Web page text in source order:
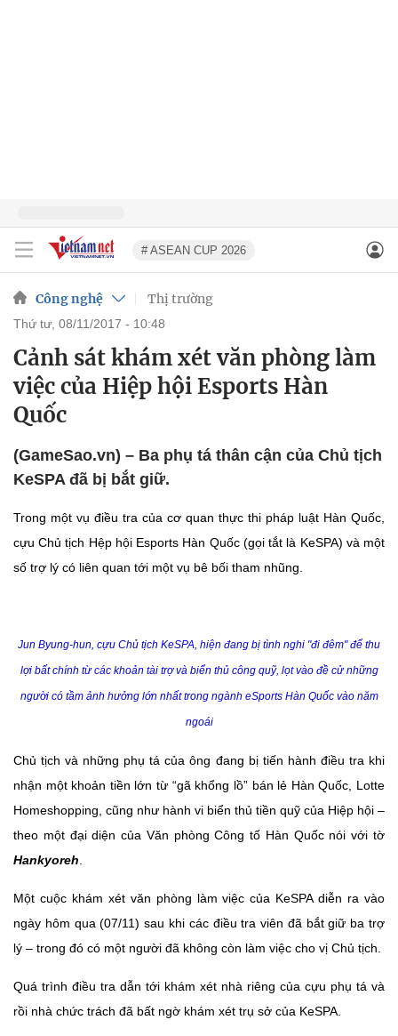
# ASEAN CUP 2026
Công nghệ Thị trường
thứ tư, 08/11/2017 - 10:48
Cảnh sát khám xét văn phòng làm
việc của Hiệp hội Esports Hàn
Quốc
(GameSao.vn) – Ba phụ tá thân cận của Chủ tịch
KeSPA đã bị bắt giữ.
Trong một vụ điều tra của cơ quan thực thi pháp luật Hàn Quốc,
cựu Chủ tịch Hệp hội Esports Hàn Quốc (gọi tắt là KeSPA) và một
số trợ lý có liên quan tới một vụ bê bối tham nhũng.
Jun Byung-hun, cựu Chủ tịch KeSPA, hiện đang bị tình nghi "đi đêm" để thu
lợi bất chính từ các khoản tài trợ và biển thủ công quỹ, lọt vào đề cử những
người có tầm ảnh hưởng lớn nhất trong ngành eSports Hàn Quốc vào năm
ngoái
Chủ tịch và những phụ tá của ông đang bị tiến hành điều tra khi
nhận một khoản tiền lớn từ “gã khổng lồ” bán lẻ Hàn Quốc, Lotte
Homeshopping, cũng như hành vi biển thủ tiền quỹ của Hiệp hội –
theo một đại diện của Văn phòng Công tố Hàn Quốc nói với tờ
Hankyoreh
Một cuộc khám xét văn phòng làm việc của KeSPA diễn ra vào
ngày hôm qua (07/11) sau khi các điều tra viên đã bắt giữ ba trợ
lý – trong đó có một người đã không còn làm việc cho vị Chủ tịch.
Quá trình điều tra dẫn tới khám xét nhà riêng của cựu phụ tá và
rồi nhà chức trách đã bất ngờ khám xét trụ sở của KeSPA.